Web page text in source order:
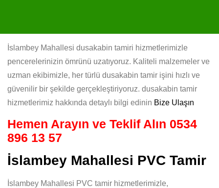
İslambey Mahallesi dusakabin tamiri hizmetlerimizle
pencerelerinizin ömrünü uzatıyoruz. Kaliteli malzemeler ve
uzman ekibimizle, her türlü dusakabin tamir işini hızlı ve
güvenilir bir şekilde gerçekleştiriyoruz. dusakabin tamir
hizmetlerimiz hakkında detaylı bilgi edinin Bize Ulaşın
Hemen Arayın ve Teklif Alın 0534
896 13 57
İslambey Mahallesi PVC Tamir
İslambey Mahallesi PVC tamir hizmetlerimizle,